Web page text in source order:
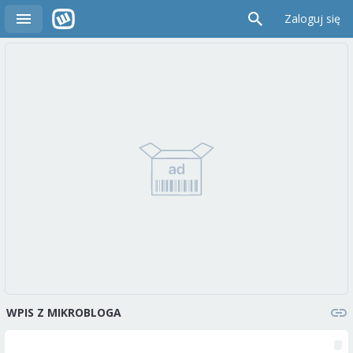
Zaloguj się
WPIS Z MIKROBLOGA